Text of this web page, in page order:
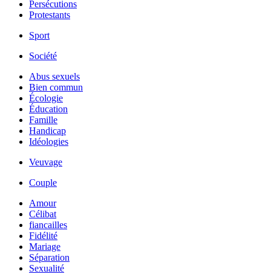
Persécutions
Protestants
Sport
Société
Abus sexuels
Bien commun
Écologie
Éducation
Famille
Handicap
Idéologies
Veuvage
Couple
Amour
Célibat
fiancailles
Fidélité
Mariage
Séparation
Sexualité